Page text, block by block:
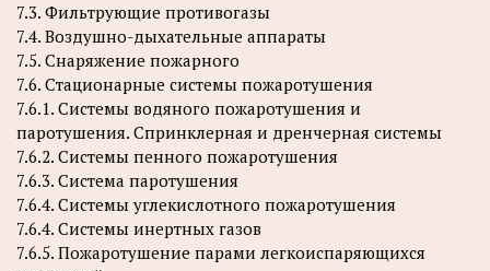
7.3. Фильтрующие противогазы
7.4. Воздушно-дыхательные аппараты
7.5. Снаряжение пожарного
7.6. Стационарные системы пожаротушения
7.6.1. Системы водяного пожаротушения и
паротушения. Спринклерная и дренчерная системы
7.6.2. Системы пенного пожаротушения
7.6.3. Система паротушения
7.6.4. Системы углекислотного пожаротушения
7.6.4. Системы инертных газов
7.6.5. Пожаротушение парами легкоиспаряющихся